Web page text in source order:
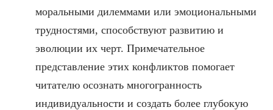
моральными дилеммами или эмоциональными
трудностями, способствуют развитию и
эволюции их черт. Примечательное
представление этих конфликтов помогает
читателю осознать многогранность
индивидуальности и создать более глубокую